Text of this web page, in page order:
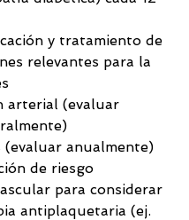
y tratamiento de
relevantes para la
arterial (evaluar
(evaluar anualmente)
de riesgo
para considerar
antiplaquetaria (ej.